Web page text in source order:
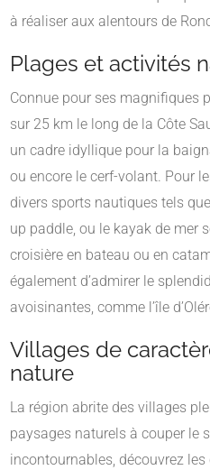
à réaliser aux alentours de
Plages et activités
Connue pour ses magnifiques
sur 25 km le long de la Côte
un cadre idyllique pour la
ou encore le cerf-volant. Pour
divers sports nautiques tels
up paddle, ou le kayak de mer
croisière en bateau ou en
également d’admirer le
avoisinantes, comme l’île
Villages de
nature
La région abrite des villages
paysages naturels à couper le
incontournables, découvrez